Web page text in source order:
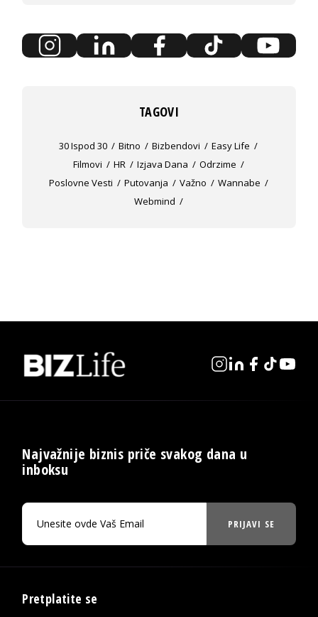
TAGOVI
30 Ispod 30 Bitno Bizbendovi
Easy Life
Filmovi
HR Izjava Dana
Odrzime
Poslovne Vesti
Putovanja Važno
Wannabe
Webmind
Najvažnije biznis priče svakog dana u
inboksu
PRIJAVI SE
Pretplatite se